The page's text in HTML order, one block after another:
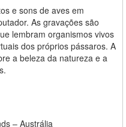
e sons de aves em
As gravações são
lembram organismos vivos
dos próprios pássaros. A
a beleza da natureza e a
– Austrália